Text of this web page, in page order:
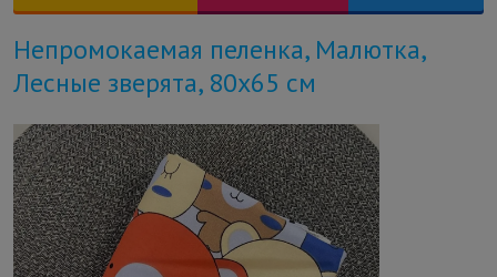
Непромокаемая пеленка, Малютка,
Лесные зверята, 80х65 см